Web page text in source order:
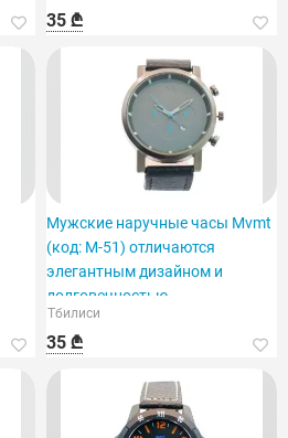
35 ₾
Мужские наручные часы Mvmt
(код: M-51) отличаются
элегантным дизайном и
долговечностью.
Тбилиси
35 ₾